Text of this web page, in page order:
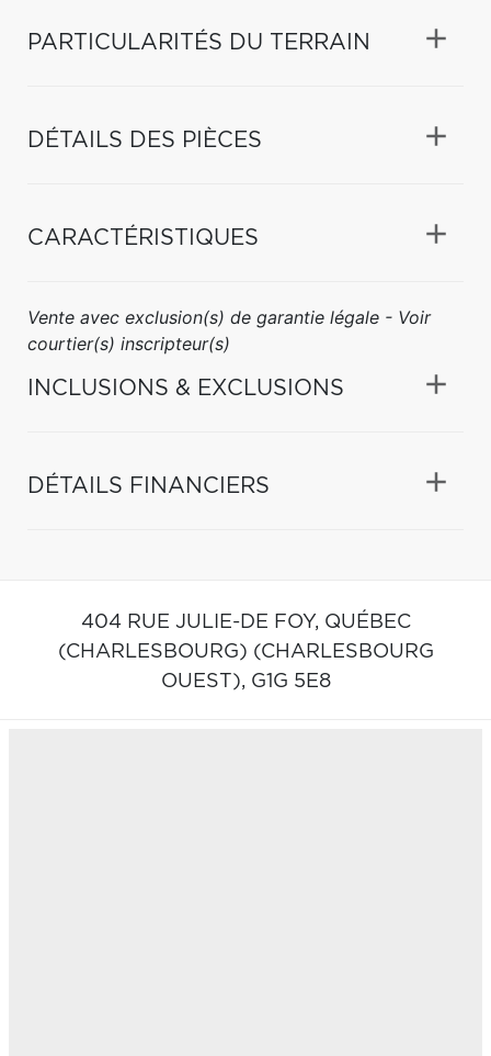
PARTICULARITÉS DU TERRAIN
DÉTAILS DES PIÈCES
CARACTÉRISTIQUES
Vente avec exclusion(s) de garantie légale - Voir
courtier(s) inscripteur(s)
INCLUSIONS & EXCLUSIONS
DÉTAILS FINANCIERS
404 RUE JULIE-DE FOY, QUÉBEC
(CHARLESBOURG) (CHARLESBOURG
OUEST), G1G 5E8